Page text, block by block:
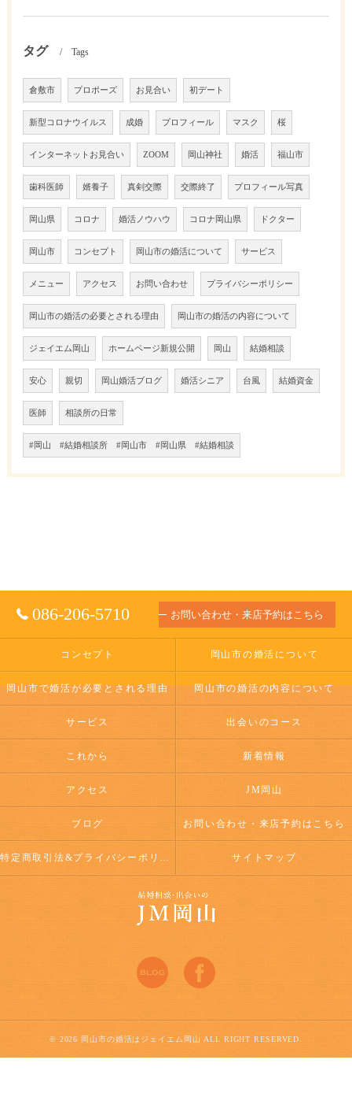
タグ Tags
倉敷市 プロポーズ お見合い 初デート
新型コロナウイルス 成婚 プロフィール マスク 桜
インターネットお見合い ZOOM 岡山神社 婚活 福山市
歯科医師 婿養子 真剣交際 交際終了 プロフィール写真
岡山県 コロナ 婚活ノウハウ コロナ岡山県 ドクター
岡山市 コンセプト 岡山市の婚活について サービス
メニュー アクセス お問い合わせ プライバシーポリシー
岡山市の婚活の必要とされる理由 岡山市の婚活の内容について
ジェイエム岡山 ホームページ新規公開 岡山 結婚相談
安心 親切 岡山婚活ブログ 婚活シニア 台風 結婚資金
医師 相談所の日常
#岡山 #結婚相談所 #岡山市 #岡山県 #結婚相談
086-206-5710 お問い合わせ・来店予約はこちら
コンセプト 岡山市の婚活について
岡山市で婚活が必要とされる理由 岡山市の婚活の内容について
サービス 出会いのコース
これから 新着情報
アクセス JM岡山
ブログ お問い合わせ・来店予約はこちら
特定商取引法&プライバシーポリシー サイトマップ
© 2026 岡山市の婚活はジェイエム岡山 ALL RIGHT RESERVED.